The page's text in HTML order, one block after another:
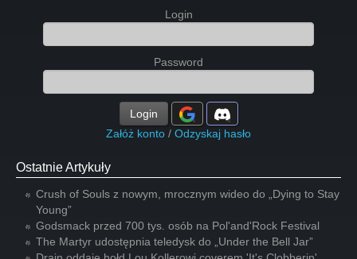
Login
Password
Login
Załóż konto / Odzyskaj hasło
Ostatnie Artykuły
Crush of Souls z nowym, mrocznym wideo do „Dying to Stay
Young”
Godsmack przed 700 tys. osób na Pol'and'Rock Festival
The Martyr udostępnia teledysk do „Under the Bell Jar”